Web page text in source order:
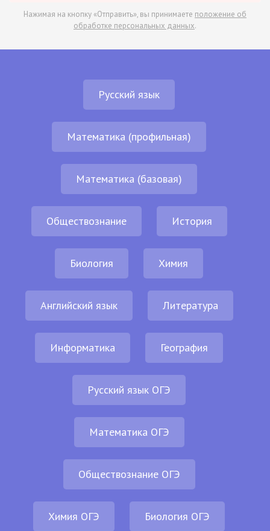
Нажимая на кнопку «Отправить», вы принимаете положение об
обработке персональных данных.
Русский язык
Математика (профильная)
Математика (базовая)
Обществознание История
Биология Химия
Английский язык Литература
Информатика География
Русский язык ОГЭ
Математика ОГЭ
Обществознание ОГЭ
Химия ОГЭ Биология ОГЭ